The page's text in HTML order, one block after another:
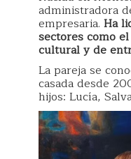
administradora
empresaria. Ha
sectores como
cultural y de
La pareja se
casada desde
hijos: Lucía,